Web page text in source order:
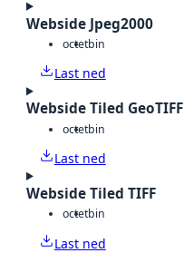
Webside Jpeg2000
octetbin
Last ned
Webside Tiled GeoTIFF
octetbin
Last ned
Webside Tiled TIFF
octetbin
Last ned